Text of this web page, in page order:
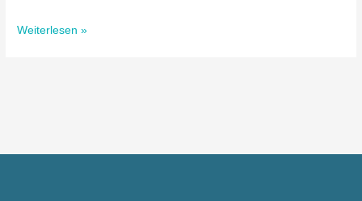
Weiterlesen »